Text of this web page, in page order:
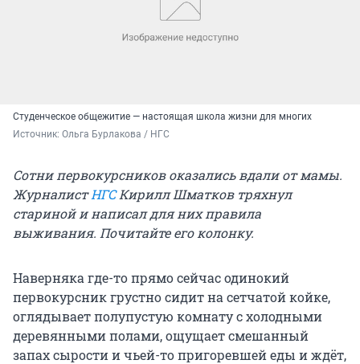
Студенческое общежитие — настоящая школа жизни для многих
Источник: Ольга Бурлакова / НГС
Сотни первокурсников оказались вдали от мамы.
ЖурналистНГСКирилл Шматков тряхнул
стариной и написал для них правила
выживания. Почитайте его колонку.
Наверняка где-то прямо сейчас одинокий
первокурсник грустно сидит на сетчатой койке,
оглядывает полупустую комнату с холодными
деревянными полами, ощущает смешанный
запах сырости и чьей-то пригоревшей еды и ждёт,